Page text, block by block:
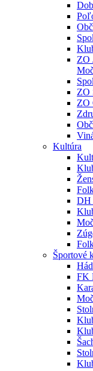
ZO
ZO
ZO
Kultúra
DH
Športové
FK